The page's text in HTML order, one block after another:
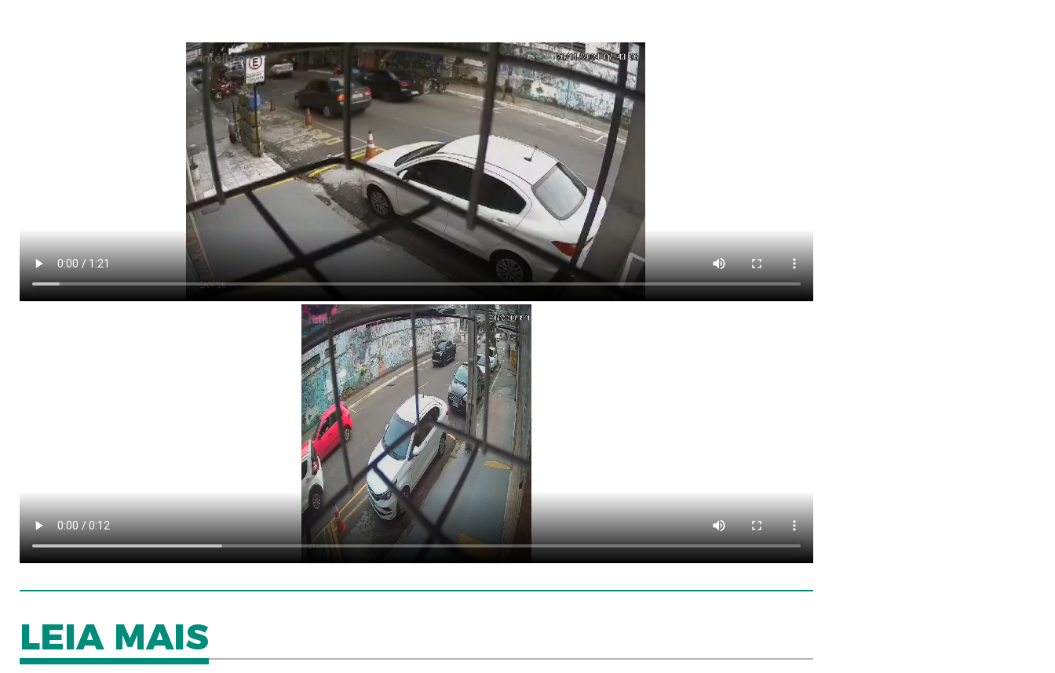
LEIA MAIS